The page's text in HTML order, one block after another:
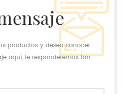
productos y desea conocer
aquí, le responderemos tan